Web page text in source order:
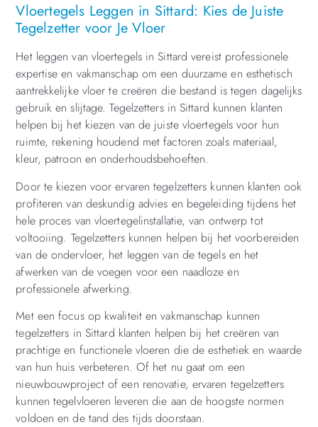
Vloertegels Leggen in Sittard: Kies de Juiste
Tegelzetter voor Je Vloer
Het leggen van vloertegels in Sittard vereist professionele
expertise en vakmanschap om een duurzame en esthetisch
aantrekkelijke vloer te creëren die bestand is tegen dagelijks
gebruik en slijtage. Tegelzetters in Sittard kunnen klanten
helpen bij het kiezen van de juiste vloertegels voor hun
ruimte, rekening houdend met factoren zoals materiaal,
kleur, patroon en onderhoudsbehoeften.
Door te kiezen voor ervaren tegelzetters kunnen klanten ook
profiteren van deskundig advies en begeleiding tijdens het
hele proces van vloertegelinstallatie, van ontwerp tot
voltooiing. Tegelzetters kunnen helpen bij het voorbereiden
van de ondervloer, het leggen van de tegels en het
afwerken van de voegen voor een naadloze en
professionele afwerking.
Met een focus op kwaliteit en vakmanschap kunnen
tegelzetters in Sittard klanten helpen bij het creëren van
prachtige en functionele vloeren die de esthetiek en waarde
van hun huis verbeteren. Of het nu gaat om een
nieuwbouwproject of een renovatie, ervaren tegelzetters
kunnen tegelvloeren leveren die aan de hoogste normen
voldoen en de tand des tijds doorstaan.